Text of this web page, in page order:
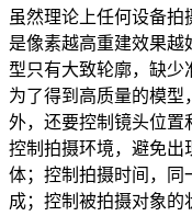
虽然理论上任何设备
是像素越高重建效果
型只有大致轮廓，缺少
为了得到高质量的模型
外，还要控制镜头位置
控制拍摄环境，避免出
体；控制拍摄时间，同
成；控制被拍摄对象的